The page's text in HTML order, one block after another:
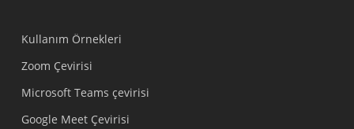
Kullanım Örnekleri
Zoom Çevirisi
Microsoft Teams çevirisi
Google Meet Çevirisi